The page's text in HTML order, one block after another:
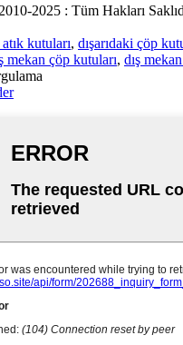
2025 : Tüm Hakları
kutuları, dışarıdaki çöp
mekan çöp kutuları, dış